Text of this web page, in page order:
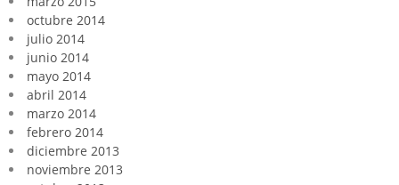
octubre 2014
julio 2014
junio 2014
mayo 2014
abril 2014
marzo 2014
febrero 2014
diciembre 2013
noviembre 2013